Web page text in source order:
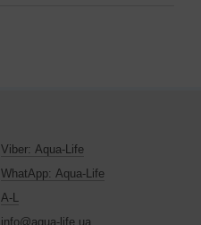
Viber: Aqua-Life
WhatApp: Aqua-Life
A-L
info@aqua-life.ua